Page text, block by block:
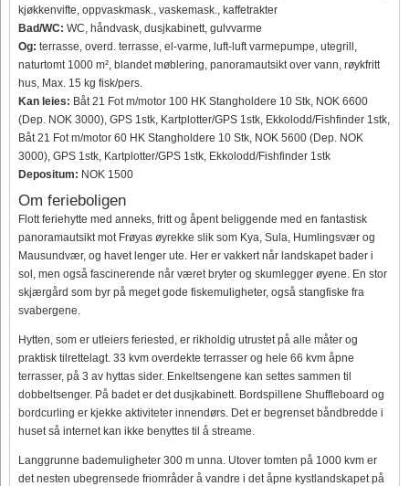
kjøkkenvifte, oppvaskmask., vaskemask., kaffetrakter
Bad/WC: WC, håndvask, dusjkabinett, gulvvarme
Og: terrasse, overd. terrasse, el-varme, luft-luft varmepumpe, utegrill,
naturtomt 1000 m², blandet møblering, panoramautsikt over vann, røykfritt
hus, Max. 15 kg fisk/pers.
Kan leies: Båt 21 Fot m/motor 100 HK Stangholdere 10 Stk, NOK 6600
(Dep. NOK 3000), GPS 1stk, Kartplotter/GPS 1stk, Ekkolodd/Fishfinder 1stk,
Båt 21 Fot m/motor 60 HK Stangholdere 10 Stk, NOK 5600 (Dep. NOK
3000), GPS 1stk, Kartplotter/GPS 1stk, Ekkolodd/Fishfinder 1stk
Depositum: NOK 1500
Om ferieboligen
Flott feriehytte med anneks, fritt og åpent beliggende med en fantastisk
panoramautsikt mot Frøyas øyrekke slik som Kya, Sula, Humlingsvær og
Mausundvær, og havet lenger ute. Her er vakkert når landskapet bader i
sol, men også fascinerende når været bryter og skumlegger øyene. En stor
skjærgård som byr på meget gode fiskemuligheter, også stangfiske fra
svabergene.
Hytten, som er utleiers feriested, er rikholdig utrustet på alle måter og
praktisk tilrettelagt. 33 kvm overdekte terrasser og hele 66 kvm åpne
terrasser, på 3 av hyttas sider. Enkeltsengene kan settes sammen til
dobbeltsenger. På badet er det dusjkabinett. Bordspillene Shuffleboard og
bordcurling er kjekke aktiviteter innendørs. Det er begrenset båndbredde i
huset så internet kan ikke benyttes til å streame.
Langgrunne bademuligheter 300 m unna. Utover tomten på 1000 kvm er
det nesten ubegrensede friområder å vandre i det åpne kystlandskapet på